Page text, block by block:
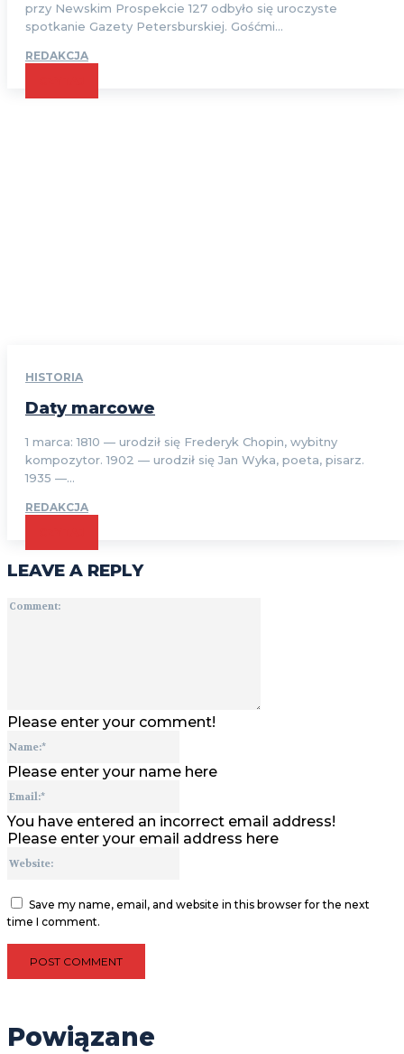
przy Newskim Prospekcie 127 odbyło się uroczyste
spotkanie Gazety Petersburskiej. Gośćmi...
REDAKCJA
HISTORIA
Daty marcowe
1 marca: 1810 — urodził się Frederyk Chopin, wybitny
kompozytor. 1902 — urodził się Jan Wyka, poeta, pisarz.
1935 —...
REDAKCJA
LEAVE A REPLY
Please enter your comment!
Please enter your name here
You have entered an incorrect email address!
Please enter your email address here
Save my name, email, and website in this browser for the next
time I comment.
Powiązane